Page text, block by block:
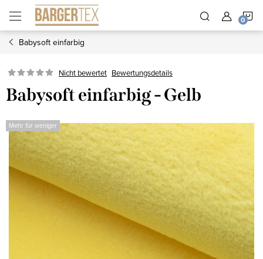
Inhalt
springen
Babysoft einfarbig
Nicht bewertet Bewertungsdetails
Babysoft einfarbig - Gelb
Mehr für weniger